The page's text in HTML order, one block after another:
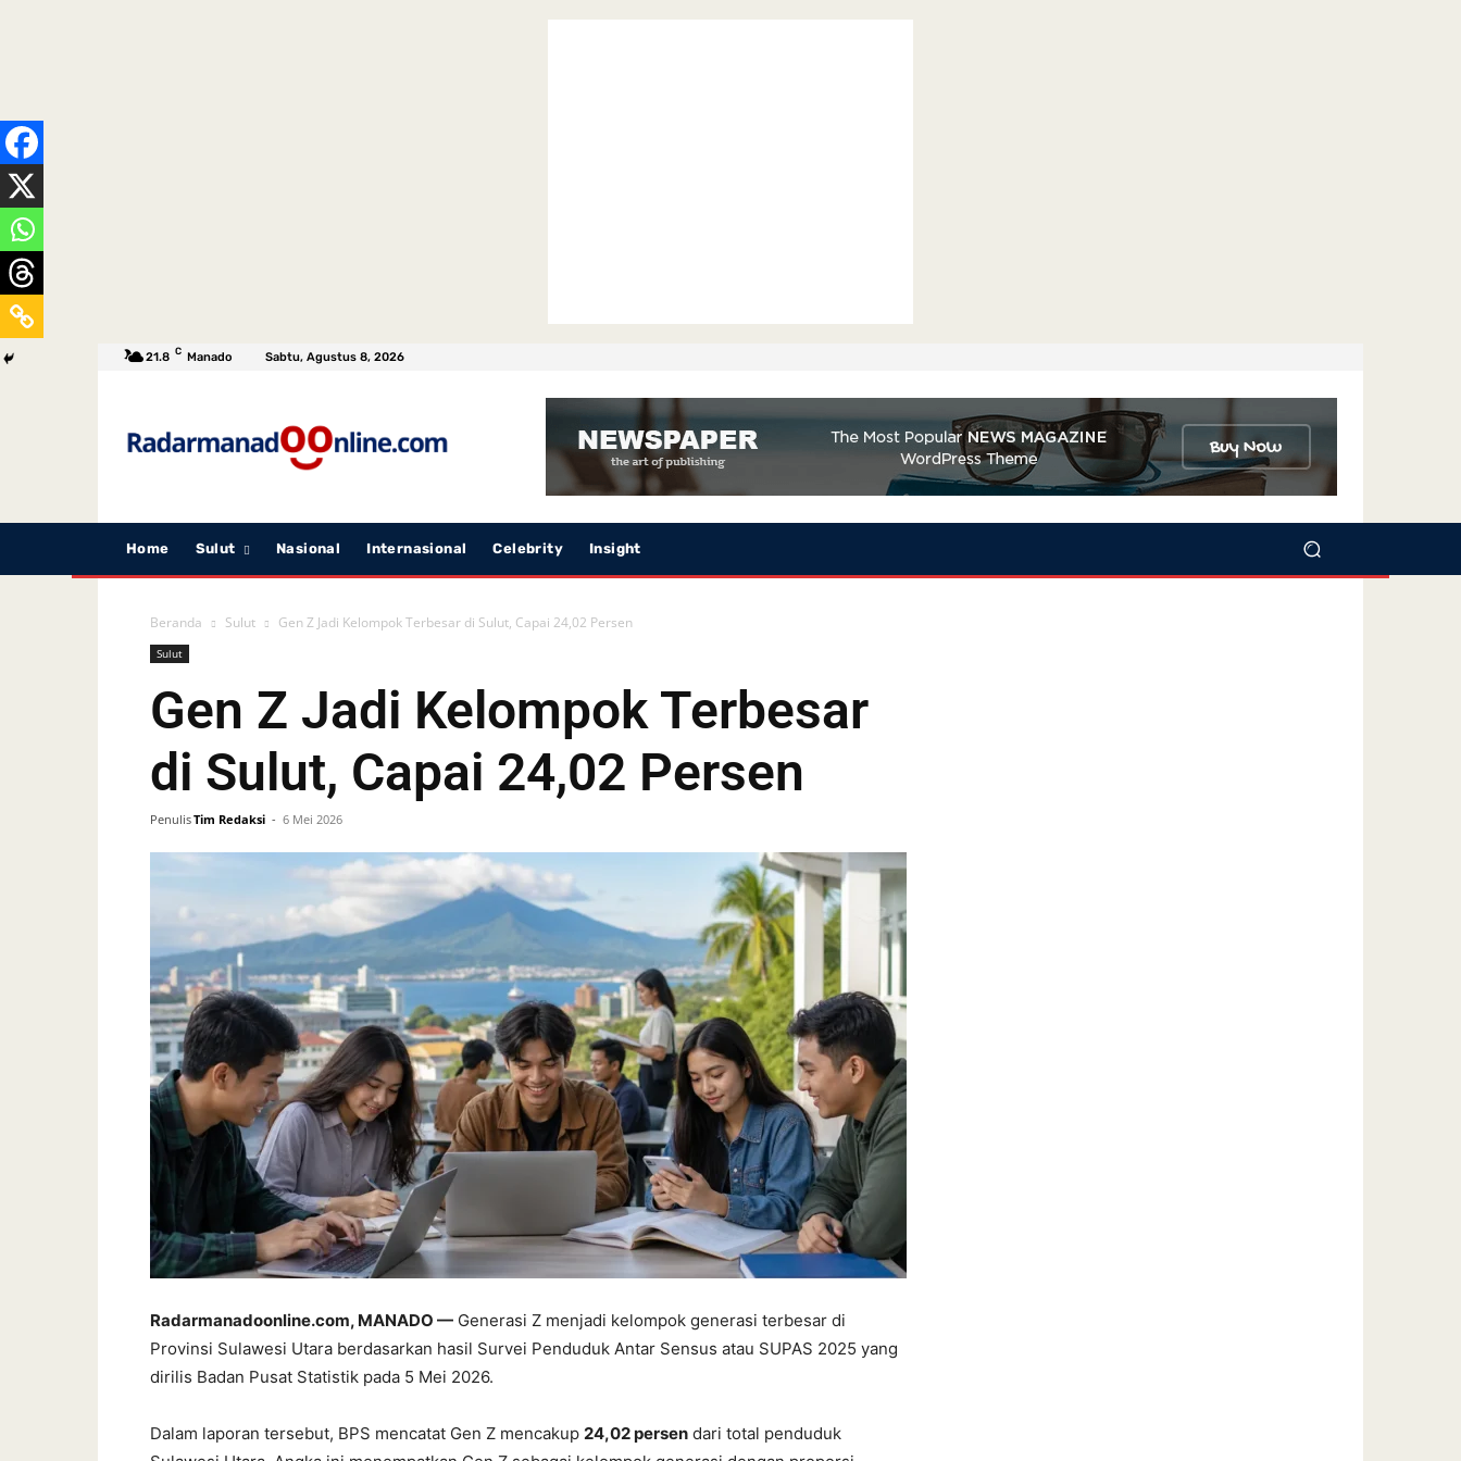
21.8 C Manado Sabtu, Agustus 8, 2026
Home Sulut Nasional Internasional Celebrity Insight
Beranda Sulut Gen Z Jadi Kelompok Terbesar di Sulut, Capai 24,02 Persen
Sulut
Gen Z Jadi Kelompok Terbesar
di Sulut, Capai 24,02 Persen
PenulisTim Redaksi - 6 Mei 2026
Radarmanadoonline.com, MANADO — Generasi Z menjadi kelompok generasi terbesar di
Provinsi Sulawesi Utara berdasarkan hasil Survei Penduduk Antar Sensus atau SUPAS 2025 yang
dirilis Badan Pusat Statistik pada 5 Mei 2026.
Dalam laporan tersebut, BPS mencatat Gen Z mencakup 24,02 persen dari total penduduk